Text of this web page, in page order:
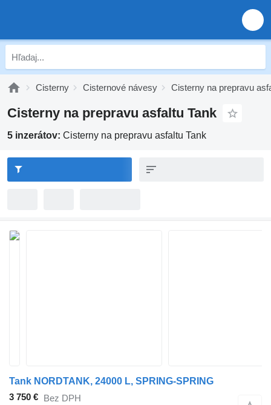
Cisterny Cisternové návesy Cisterny na prepravu
Cisterny na prepravu asfaltu Tank
5 inzerátov: Cisterny na prepravu asfaltu Tank
Tank NORDTANK, 24000 L, SPRING-SPRING
3 750 € Bez DPH